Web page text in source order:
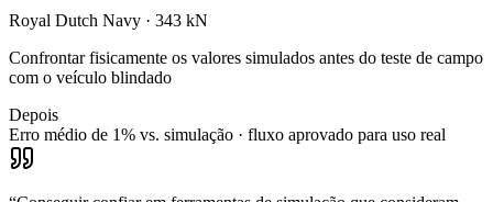
Royal Dutch Navy · 343 kN
Confrontar fisicamente os valores simulados antes do teste de campo
com o veículo blindado
Depois
Erro médio de 1% vs. simulação · fluxo aprovado para uso real